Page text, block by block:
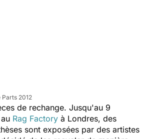
2012
de rechange. Jusqu'au 9
Rag Factory à Londres, des
sont exposées par des artistes